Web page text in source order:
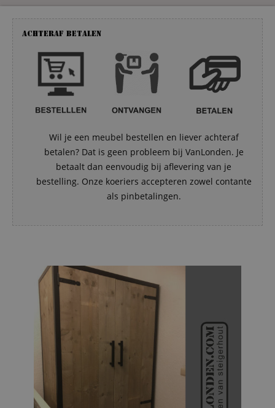
Achteraf betalen
Wil je een meubel bestellen en liever achteraf
betalen? Dat is geen probleem bij VanLonden. Je
betaalt dan eenvoudig bij aflevering van je
bestelling. Onze koeriers accepteren zowel contante
als pinbetalingen.